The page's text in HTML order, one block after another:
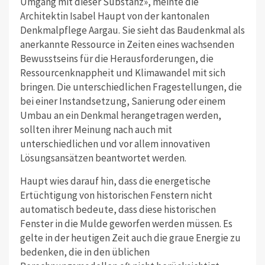
Architektin Isabel Haupt von der kantonalen
Denkmalpflege Aargau. Sie sieht das Baudenkmal als
anerkannte Ressource in Zeiten eines wachsenden
Bewusstseins für die Herausforderungen, die
Ressourcenknappheit und Klimawandel mit sich
bringen. Die unterschiedlichen Fragestellungen, die
bei einer Instandsetzung, Sanierung oder einem
Umbau an ein Denkmal herangetragen werden,
sollten ihrer Meinung nach auch mit
unterschiedlichen und vor allem innovativen
Lösungsansätzen beantwortet werden.
Haupt wies darauf hin, dass die energetische
Ertüchtigung von historischen Fenstern nicht
automatisch bedeute, dass diese historischen
Fenster in die Mulde geworfen werden müssen. Es
gelte in der heutigen Zeit auch die graue Energie zu
bedenken, die in den üblichen